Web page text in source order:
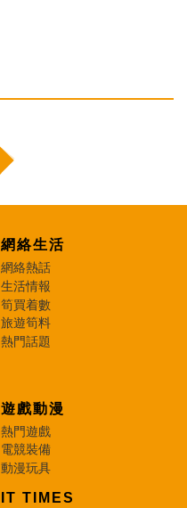
網絡生活
網絡熱話
生活情報
筍買着數
旅遊筍料
熱門話題
遊戲動漫
熱門遊戲
電競裝備
動漫玩具
IT TIMES